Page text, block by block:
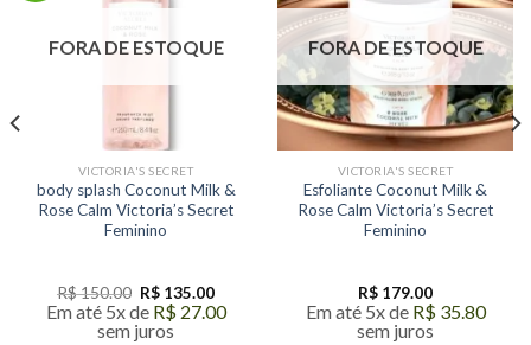
FORA DE ESTOQUE
VICTORIA'S SECRET
body splash Coconut Milk &
Rose Calm Victoria’s Secret
Feminino
R$150.00 O
preço
original
era:
R$ 135.00O
preço
atual
Em até 5x de R$27.00
sem juros
FORA DE ESTOQUE
VICTORIA'S SECRET
Esfoliante Coconut Milk &
Rose Calm Victoria’s Secret
Feminino
R$ 179.00
Em até 5x de R$35.80
sem juros